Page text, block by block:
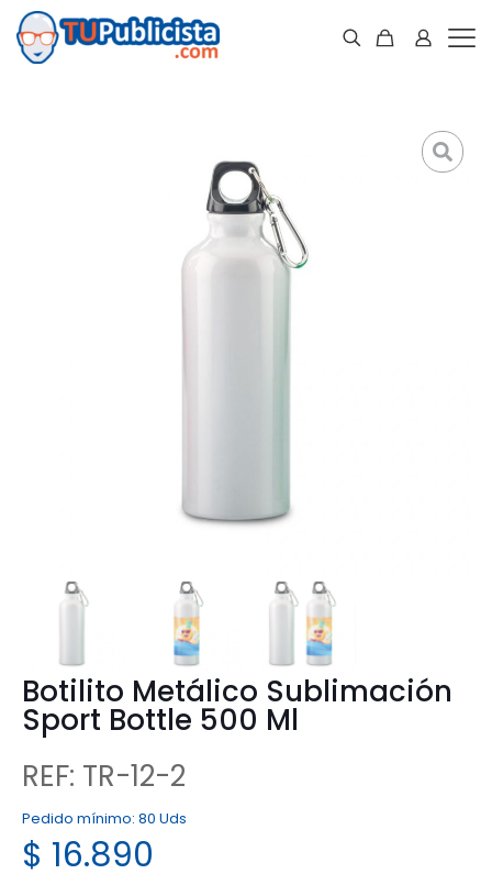
Botilito Metálico Sublimación
Sport Bottle 500 Ml
REF: TR-12-2
Pedido mínimo: 80 Uds
$ 16.890